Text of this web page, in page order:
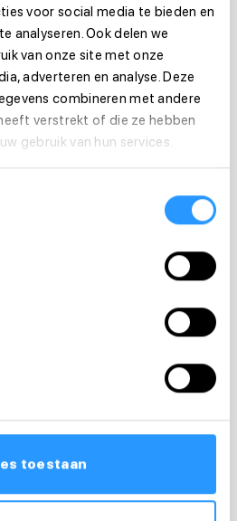
voor social media te bieden en
analyseren. Ook delen we
van onze site met onze
adverteren en analyse. Deze
combineren met andere
verstrekt of die ze hebben
gebruik van hun services.
toestaan